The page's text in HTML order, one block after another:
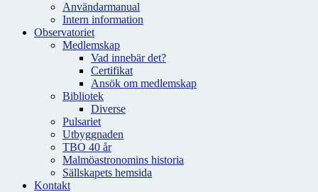
Användarmanual
Intern information
Observatoriet
Medlemskap
Vad innebär det?
Certifikat
Ansök om medlemskap
Bibliotek
Diverse
Pulsariet
Utbyggnaden
TBO 40 år
Malmöastronomins historia
Sällskapets hemsida
Kontakt